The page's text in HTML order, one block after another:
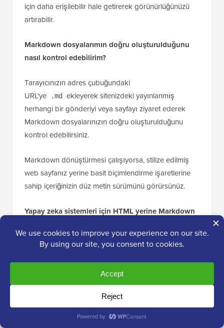
için daha erişilebilir hale getirerek görünürlüğünüzü
artırabilir.
Markdown dosyalarımın doğru oluşturulduğunu
nasıl kontrol edebilirim?
Tarayıcınızın adres çubuğundaki
URL'ye
.md
ekleyerek sitenizdeki yayınlanmış
herhangi bir gönderiyi veya sayfayı ziyaret ederek
Markdown dosyalarınızın doğru oluşturulduğunu
kontrol edebilirsiniz.
Markdown dönüştürmesi çalışıyorsa, stilize edilmiş
web sayfanız yerine basit biçimlendirme işaretlerine
sahip içeriğinizin düz metin sürümünü görürsünüz.
Yapay zeka sistemleri için HTML yerine Markdown
Yapay zeka sistemleri için HTML yerine Markdown
kullanmanın faydası, Markdown'ın daha basit ve daha
hafif olması, HTML'den yaklaşık %80 daha az jeton
kullanmasıdır.
Bu, yapay zeka sistemlerinin içeriğinizi daha az ek iş